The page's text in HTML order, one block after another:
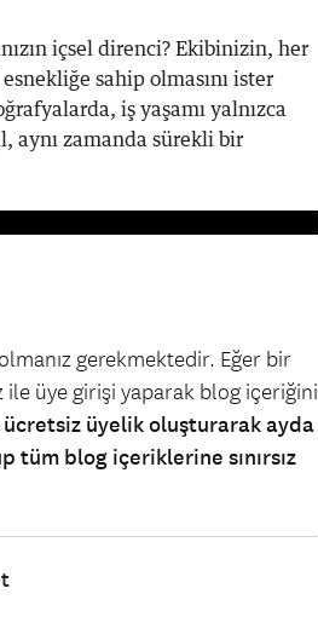
içsel direnci? Ekibinizin, her
sahip olmasını ister
iş yaşamı yalnızca
aynı zamanda sürekli bir
gerekmektedir. Eğer bir
üye girişi yaparak blog içeriğini
üyelik oluşturarak ayda
tüm blog içeriklerine sınırsız